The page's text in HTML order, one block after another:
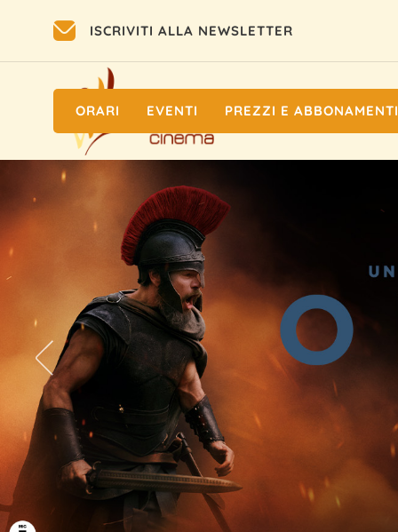
ISCRIVITI ALLA NEWSLETTER
ORARI EVENTI PREZZI E ABBONAMENTI